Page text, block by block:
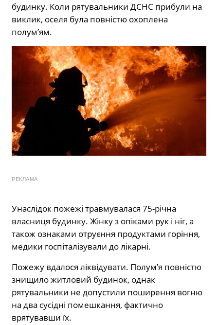
будинку. Коли рятувальники ДСНС прибули на
виклик, оселя була повністю охоплена
полум’ям.
РЕКЛАМА
Унаслідок пожежі травмувалася 75-річна
власниця будинку. Жінку з опіками рук і ніг, а
також ознаками отруєння продуктами горіння,
медики госпіталізували до лікарні.
Пожежу вдалося ліквідувати. Полум’я повністю
знищило житловий будинок, однак
рятувальники не допустили поширення вогню
на два сусідні помешкання, фактично
врятувавши їх.